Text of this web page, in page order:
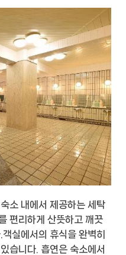
소 내에서 제공하는 세탁
편리하게 산뜻하고 깨끗
실에서의 휴식을 완벽히
습니다. 흡연은 숙소에서